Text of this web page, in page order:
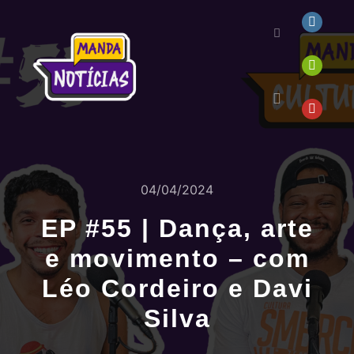
04/04/2024
EP #55 | Dança, arte
e movimento – com
Léo Cordeiro e Davi
Silva